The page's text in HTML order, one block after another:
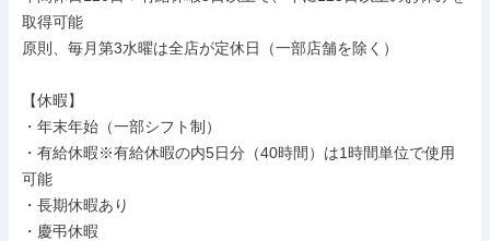
取得可能
原則、毎月第3水曜は全店が定休日（一部店舗を除く）
【休暇】
・年末年始（一部シフト制）
・有給休暇※有給休暇の内5日分（40時間）は1時間単位で使用
可能
・長期休暇あり
・慶弔休暇